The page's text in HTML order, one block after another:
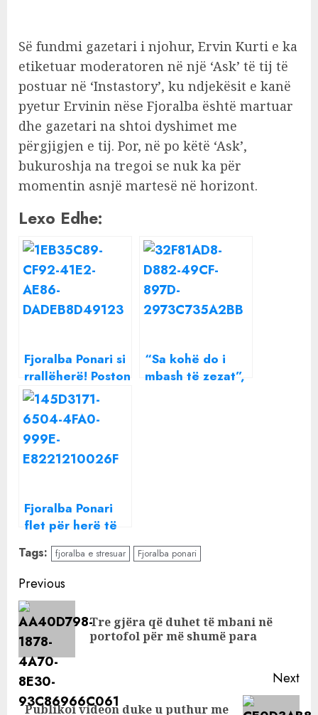
Së fundmi gazetari i njohur, Ervin Kurti e ka
etiketuar moderatoren në një ‘Ask’ të tij të
postuar në ‘Instastory’, ku ndjekësit e kanë
pyetur Ervinin nëse Fjoralba është martuar
dhe gazetari na shtoi dyshimet me
përgjigjen e tij. Por, në po këtë ‘Ask’,
bukuroshja na tregoi se nuk ka për
momentin asnjë martesë në horizont.
Lexo Edhe:
Fjoralba Ponari si
rrallëherë! Poston
momente intime
ma partnerin
“Sa kohë do i
mbash të zezat”,
Fjoralba Ponari
flet për herë të
parë pas humbjes
së të ëmës
Tags: fjoralba e stresuar Fjoralba ponari
Continue
Reading
Previous
Tre gjëra që duhet të mbani në
portofol për më shumë para
Next
Publikoi videon duke u puthur me